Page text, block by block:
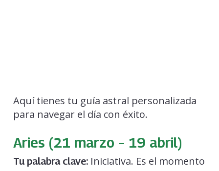
Aquí tienes tu guía astral personalizada
para navegar el día con éxito.
Aries (21 marzo – 19 abril)
Tu palabra clave:Iniciativa. Es el momento